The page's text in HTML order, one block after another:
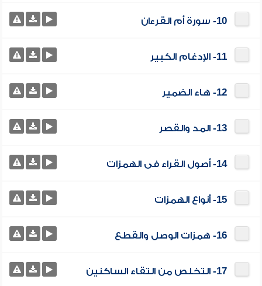
10- سورة أم القرءان
11- الإدغام الكبير
12- هاء الضمير
13- المد والقصر
14- أصول القراء فى الهمزات
15- أنواع الهمزات
16- همزات الوصل والقطع
17- التخلص من التقاء الساكنين